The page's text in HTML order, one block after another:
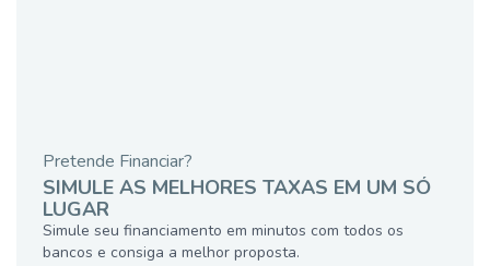
Pretende Financiar?
SIMULE AS MELHORES TAXAS EM UM SÓ
LUGAR
Simule seu financiamento em minutos com todos os
bancos e consiga a melhor proposta.